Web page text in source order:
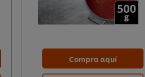
Compra aquí